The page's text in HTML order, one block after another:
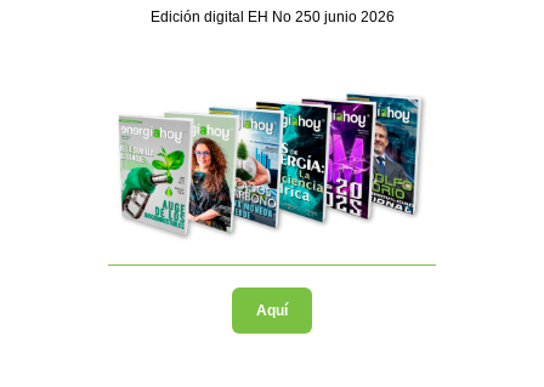
Edición digital EH No 250 junio 2026
Aquí